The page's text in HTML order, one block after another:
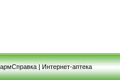
|Интернет-аптека